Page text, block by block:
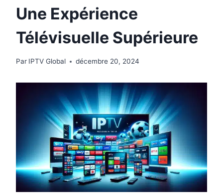
Une Expérience
Télévisuelle Supérieure
Par IPTV Global décembre 20, 2024